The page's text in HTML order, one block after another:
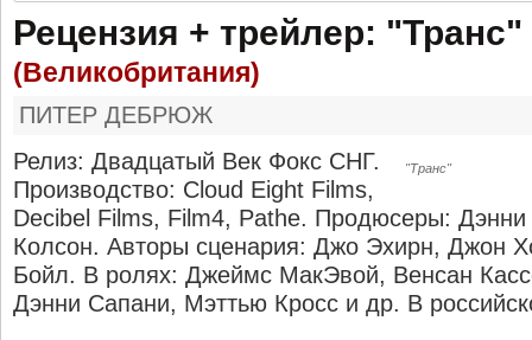
Рецензия + трейлер: "Транс"
(Великобритания)
ПИТЕР ДЕБРЮЖ
"Транс"
Релиз: Двадцатый Век Фокс СНГ.
Производство: Cloud Eight Films,
Decibel Films, Film4, Pathe. Продюсеры:
Колсон. Авторы сценария: Джо Эхирн, Джон
Бойл. В ролях: Джеймс МакЭвой, Венсан
Дэнни Сапани, Мэттью Кросс и др. В